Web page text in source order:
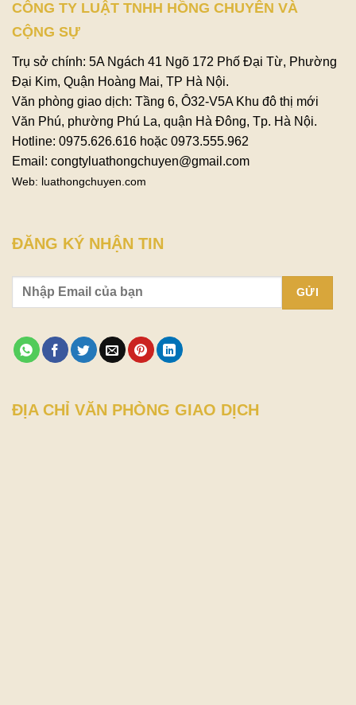
CÔNG TY LUẬT TNHH HỒNG CHUYÊN VÀ
CỘNG SỰ
Trụ sở chính: 5A Ngách 41 Ngõ 172 Phố Đại Từ, Phường
Đại Kim, Quận Hoàng Mai, TP Hà Nội.
Văn phòng giao dịch: Tầng 6, Ô32-V5A Khu đô thị mới
Văn Phú, phường Phú La, quận Hà Đông, Tp. Hà Nội.
Hotline: 0975.626.616 hoặc 0973.555.962
Email: congtyluathongchuyen@gmail.com
Web: luathongchuyen.com
ĐĂNG KÝ NHẬN TIN
ĐỊA CHỈ VĂN PHÒNG GIAO DỊCH